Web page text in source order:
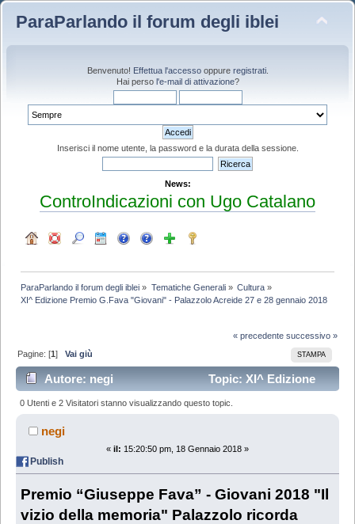
ParaParlando il forum degli iblei
Benvenuto! Effettua l'accessooppure registrati.
Hai perso l'e-mail di attivazione?
Inserisci il nome utente, la password e la durata della sessione.
News:
ControIndicazioni con Ugo Catalano
ParaParlando il forum degli iblei » Tematiche Generali» Cultura»
XI^ Edizione Premio G.Fava "Giovani" - Palazzolo Acreide 27 e 28 gennaio 2018
« precedente successivo »
STAMPA
Pagine: [1]Vai giù
Autore: negi
Topic: XI^ Edizione
Premio G.Fava "Giovani" - Palazzolo Acreide 27 e 28
gennaio 2018 (Letto 64105 volte)
0 Utenti e 2 Visitatori stanno visualizzando questo topic.
negi
« il: 15:20:50 pm, 18 Gennaio 2018 »
Publish
Premio “Giuseppe Fava” - Giovani 2018 "Il
vizio della memoria" Palazzolo ricorda